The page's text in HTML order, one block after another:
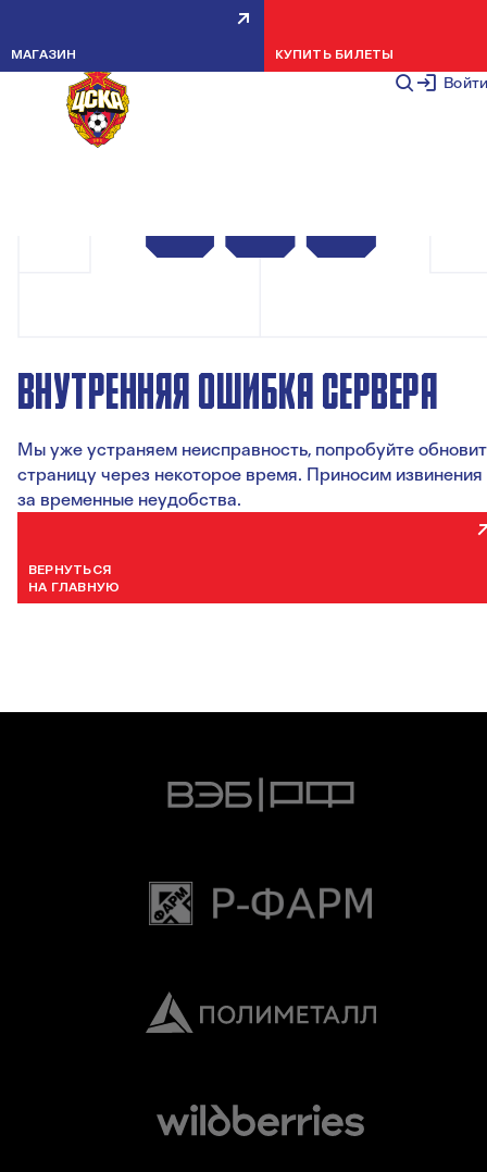
Войти
МАГАЗИН КУПИТЬ БИЛЕТЫ
ВНУТРЕННЯЯ ОШИБКА СЕРВЕРА
Мы уже устраняем неисправность, попробуйте
страницу через некоторое время. Приносим извинения
за временные неудобства.
ВЕРНУТЬСЯ
НА ГЛАВНУЮ